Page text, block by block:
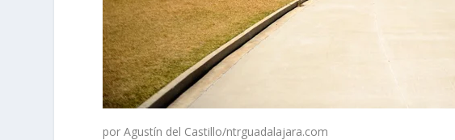
por Agustín del Castillo/ntrguadalajara.com